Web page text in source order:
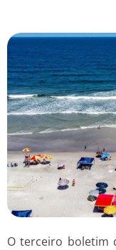
O terceiro boletim